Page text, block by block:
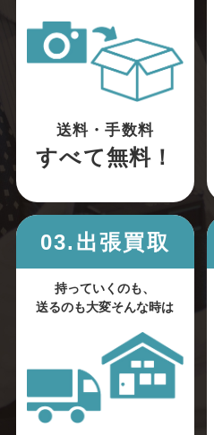
送料・手数料
すべて無料！
03.出張買取
持っていくのも、
送るのも大変そんな時は